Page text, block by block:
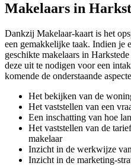
Makelaars in
Dankzij Makelaar-kaart is het
een gemakkelijke taak. Indien je
geschikte makelaars in
deze uit te nodigen voor een
komende de onderstaande
Het bekijken van de
Het vaststellen van een
Een inschatting van hoe
Het vaststellen van de
makelaar
Inzicht in de werkwijze
Inzicht in de marketing-